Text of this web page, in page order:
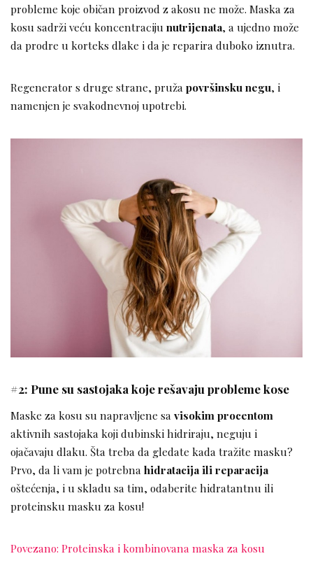
probleme koje običan proizvod z akosu ne može. Maska za
kosu sadrži veću koncentraciju nutrijenata, a ujedno može
da prodre u korteks dlake i da je reparira duboko iznutra.
Regenerator s druge strane, pruža površinsku negu, i
namenjen je svakodnevnoj upotrebi.
#2: Pune su sastojaka koje rešavaju probleme kose
Maske za kosu su napravljene sa visokim procentom
aktivnih sastojaka koji dubinski hidriraju, neguju i
ojačavaju dlaku. Šta treba da gledate kada tražite masku?
Prvo, da li vam je potrebna hidratacija ili reparacija
oštećenja, i u skladu sa tim, odaberite hidratantnu ili
proteinsku masku za kosu!
Povezano: Proteinska i kombinovana maska za kosu